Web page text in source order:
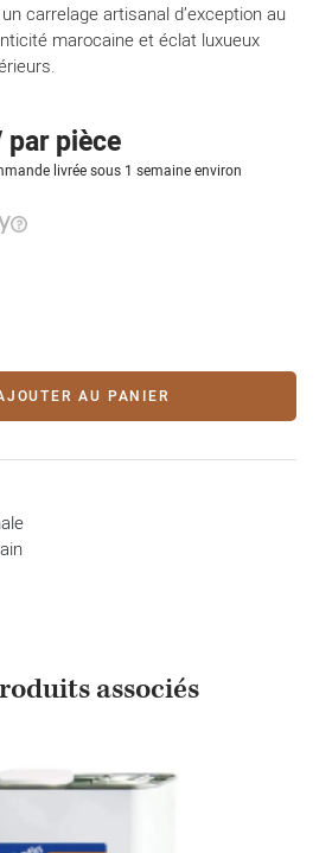
carrelage artisanal d’exception au
marocaine et éclat luxueux
par pièce
livrée sous 1 semaine environ
AU PANIER
associés